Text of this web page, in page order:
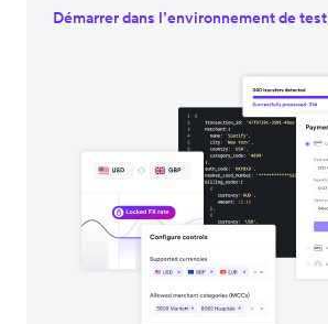
Démarrer dans l’environnement de test